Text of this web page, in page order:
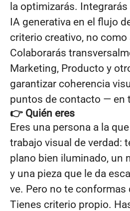
la optimizarás.
IA generativa en el flujo
criterio creativo, no como
Colaborarás
Marketing, Producto y
garantizar coherencia
puntos de contacto — en
👉 Quién eres
Eres una persona a la
trabajo visual de verdad:
plano bien iluminado, un
y una pieza que le da
ve. Pero no te conformas
Tienes criterio propio.